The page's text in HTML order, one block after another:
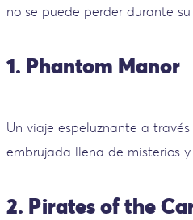
no se puede perder durante
1. Phantom Manor
Un viaje espeluznante a
embrujada llena de misterios
2. Pirates of the